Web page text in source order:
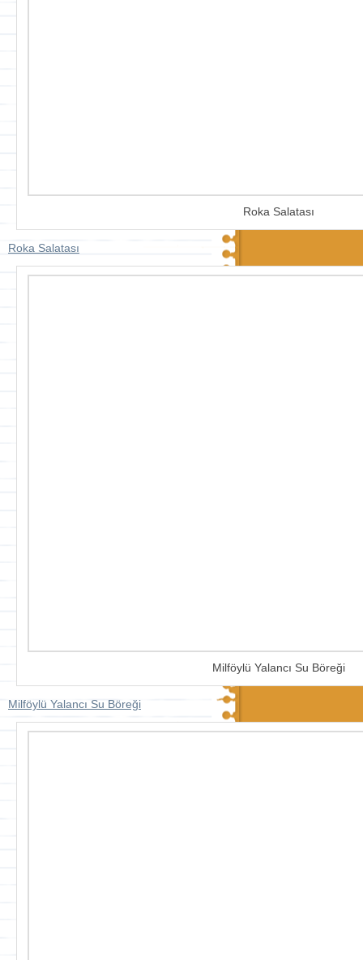
Roka Salatası
Roka Salatası
Milföylü Yalancı Su Böreği
Milföylü Yalancı Su Böreği